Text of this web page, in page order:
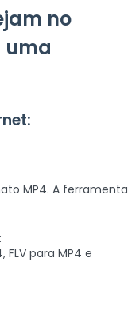
no
uma
MP4. A ferramenta
FLV para MP4 e